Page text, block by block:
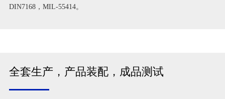
DIN7168，MIL-55414。
全套生产，产品装配，成品测试